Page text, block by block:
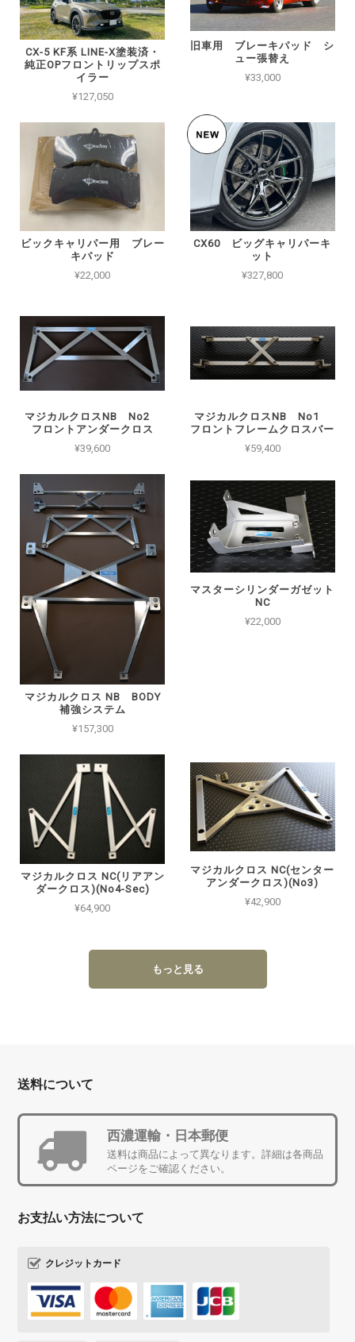
CX-5 KF系 LINE-X塗装済・
純正OPフロントリップスポ
イラー
¥127,050
旧車用 ブレーキパッド シ
ュー張替え
¥33,000
ビックキャリパー用 ブレー
キパッド
¥22,000
CX60 ビッグキャリパーキ
ット
¥327,800
マジカルクロスNB No2
フロントアンダークロス
¥39,600
マジカルクロスNB No1
フロントフレームクロスバー
¥59,400
マジカルクロス NB BODY
補強システム
¥157,300
マスターシリンダーガゼット
NC
¥22,000
マジカルクロス NC(リアアン
ダークロス)(No4-Sec)
¥64,900
マジカルクロス NC(センター
アンダークロス)(No3)
¥42,900
もっと見る
送料について
西濃運輸・日本郵便
送料は商品によって異なります。詳細は各商品
ページをご確認ください。
お支払い方法について
クレジットカード